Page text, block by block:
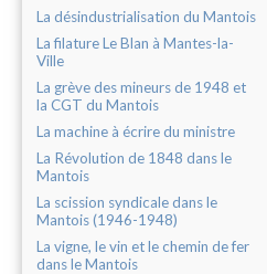
La désindustrialisation du Mantois
La filature Le Blan à Mantes-la-
Ville
La grève des mineurs de 1948 et
la CGT du Mantois
La machine à écrire du ministre
La Révolution de 1848 dans le
Mantois
La scission syndicale dans le
Mantois (1946-1948)
La vigne, le vin et le chemin de fer
dans le Mantois